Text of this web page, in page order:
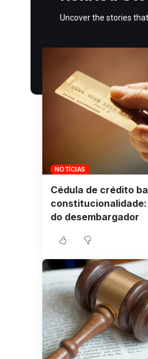
Uncover the stories
NOTÍCIAS
Cédula de crédito
do desembargador